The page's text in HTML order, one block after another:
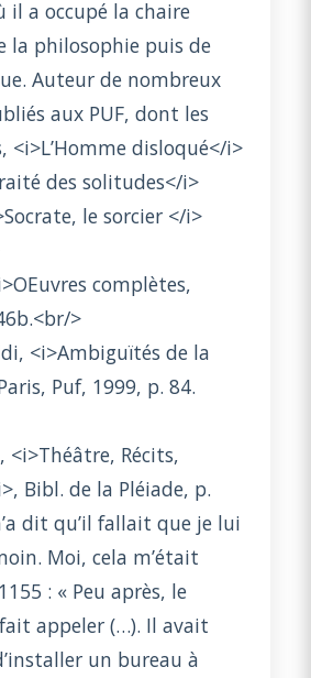
il a occupé la chaire
la philosophie puis de
Auteur de nombreux
aux PUF, dont les
<i>L’Homme disloqué</i>
des solitudes</i>
le sorcier </i>
complètes,
>
<i>Ambiguïtés de la
Puf, 1999, p. 84.
<i>Théâtre, Récits,
Bibl. de la Pléiade, p.
dit qu’il fallait que je lui
Moi, cela m’était
: « Peu après, le
appeler (…). Il avait
un bureau à